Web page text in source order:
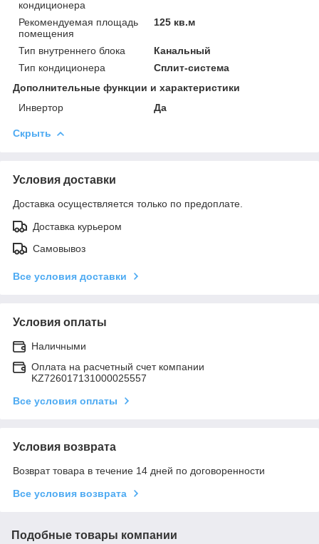
кондиционера
Рекомендуемая площадь
помещения
125 кв.м
Тип внутреннего блока
Канальный
Тип кондиционера
Сплит-система
Дополнительные функции и характеристики
Инвертор
Да
Скрыть
Условия доставки
Доставка осуществляется только по предоплате.
Доставка курьером
Самовывоз
Все условия доставки
Условия оплаты
Наличными
Оплата на расчетный счет компании
KZ726017131000025557
Все условия оплаты
Условия возврата
Возврат товара в течение 14 дней по договоренности
Все условия возврата
Подобные товары компании